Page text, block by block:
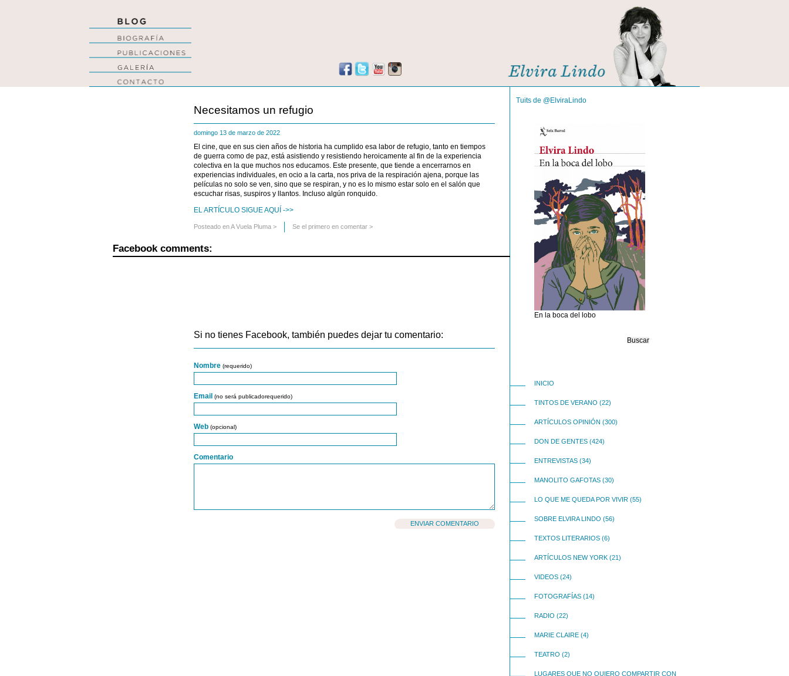
Necesitamos un refugio
domingo 13 de marzo de 2022
El cine, que en sus cien años de historia ha cumplido esa labor de refugio, tanto en tiempos
de guerra como de paz, está asistiendo y resistiendo heroicamente al fin de la experiencia
colectiva en la que muchos nos educamos. Este presente, que tiende a encerrarnos en
experiencias individuales, en ocio a la carta, nos priva de la respiración ajena, porque las
películas no solo se ven, sino que se respiran, y no es lo mismo estar solo en el salón que
escuchar risas, suspiros y llantos. Incluso algún ronquido.
EL ARTÍCULO SIGUE AQUÍ ->>
Posteado enA Vuela Pluma > Se el primero en comentar >
Facebook comments:
Si no tienes Facebook, también puedes dejar tu comentario:
Nombre (requerido)
Email (no será publicadorequerido)
Web (opcional)
Comentario
Tuits de @ElviraLindo
En la boca del lobo
INICIO
TINTOS DE VERANO (22)
ARTÍCULOS OPINIÓN (300)
DON DE GENTES (424)
ENTREVISTAS (34)
MANOLITO GAFOTAS (30)
LO QUE ME QUEDA POR VIVIR (55)
SOBRE ELVIRA LINDO (56)
TEXTOS LITERARIOS (6)
ARTÍCULOS NEW YORK (21)
VIDEOS (24)
FOTOGRAFÍAS (14)
RADIO (22)
MARIE CLAIRE (4)
TEATRO (2)
LUGARES QUE NO QUIERO COMPARTIR CON